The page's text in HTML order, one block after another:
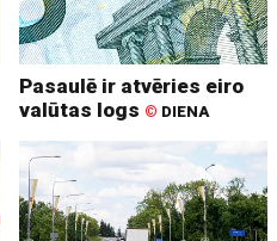
Pasaulē ir atvēries eiro
valūtas logs © DIENA